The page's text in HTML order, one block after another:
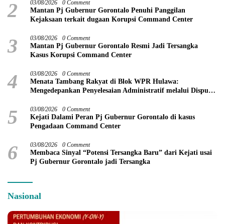
2 03/08/2026 0 Comment
Mantan Pj Gubernur Gorontalo Penuhi Panggilan
Kejaksaan terkait dugaan Korupsi Command Center
3 03/08/2026 0 Comment
Mantan Pj Gubernur Gorontalo Resmi Jadi Tersangka
Kasus Korupsi Command Center
4 03/08/2026 0 Comment
Menata Tambang Rakyat di Blok WPR Hulawa:
Mengedepankan Penyelesaian Administratif melalui Dispute
5 03/08/2026 0 Comment
Kejati Dalami Peran Pj Gubernur Gorontalo di kasus
Pengadaan Command Center
6 03/08/2026 0 Comment
Membaca Sinyal “Potensi Tersangka Baru” dari Kejati usai
Pj Gubernur Gorontalo jadi Tersangka
Nasional